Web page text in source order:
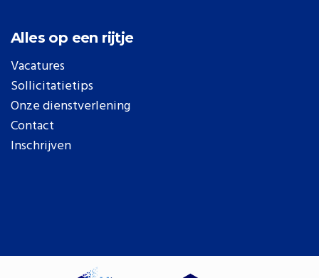
Alles op een rijtje
Vacatures
Sollicitatietips
Onze dienstverlening
Contact
Inschrijven